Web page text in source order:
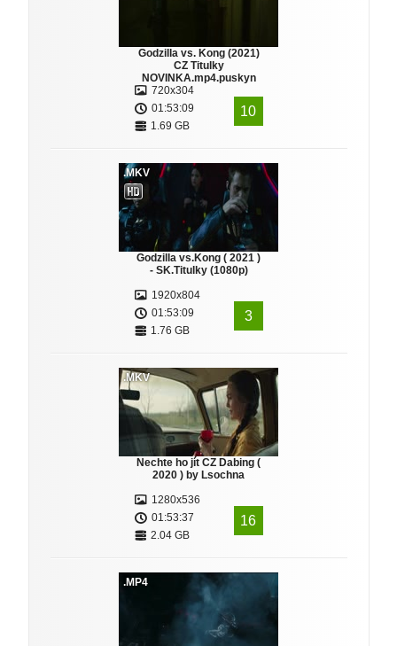
Godzilla vs. Kong (2021)
CZ Titulky
NOVINKA.mp4.puskyn
720x304
01:53:09
1.69 GB
10
.MKV
Godzilla vs.Kong ( 2021 )
- SK.Titulky (1080p)
1920x804
01:53:09
1.76 GB
3
.MKV
Nechte ho jít CZ Dabing (
2020 ) by Lsochna
1280x536
01:53:37
2.04 GB
16
.MP4